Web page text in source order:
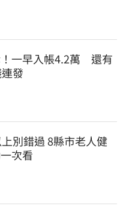
一早入帳4.2萬　還有
發
別錯過 8縣市老人健
次看